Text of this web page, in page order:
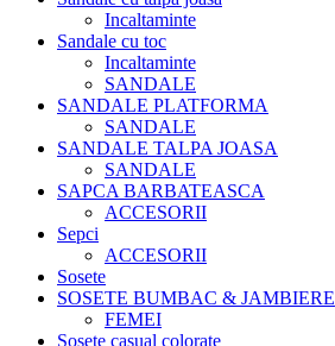
Incaltaminte
Sandale cu toc
Incaltaminte
SANDALE
SANDALE PLATFORMA
SANDALE
SANDALE TALPA JOASA
SANDALE
SAPCA BARBATEASCA
ACCESORII
Sepci
ACCESORII
Sosete
SOSETE BUMBAC & JAMBIERE
FEMEI
Sosete casual colorate